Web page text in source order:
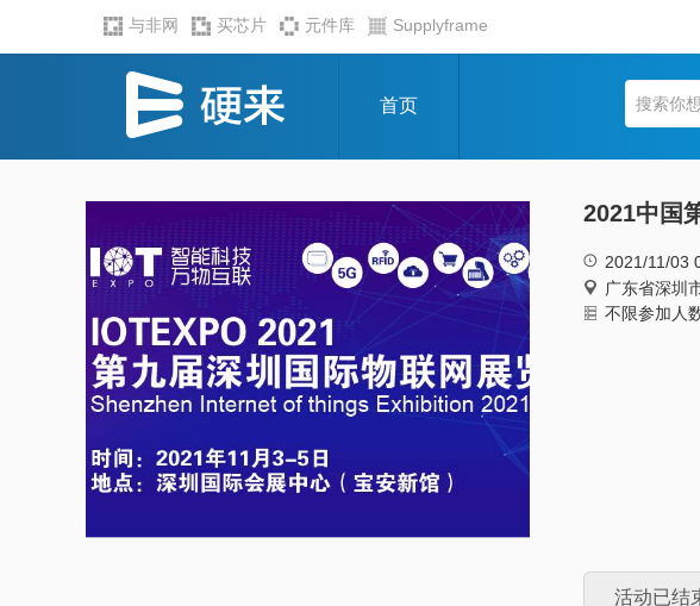
与非网 买芯片 元件库 Supplyframe
首页
2021中国
2021/11/03
广东省深圳
不限参加人
活动已结